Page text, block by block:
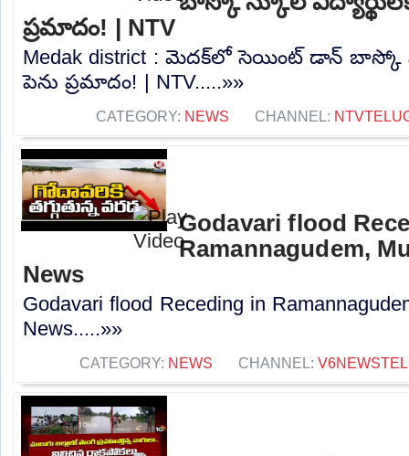
ప్రమాదం! | NTV
Medak district : మెదక్‌లో సెయింట్ డాన్ బాస్కో
పెను ప్రమాదం! | NTV.....»»
CATEGORY: NEWS CHANNEL:
Godavari flood
Ramannagudem,
News
Godavari flood Receding in
News.....»»
CATEGORY: NEWS CHANNEL: